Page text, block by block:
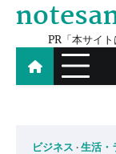
Skip
contentPR「本サイ
ビジネス 生活・